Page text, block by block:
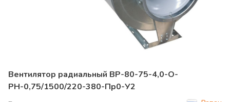
Вентилятор радиальный ВР-80-75-4,0-О-
РН-0,75/1500/220-380-Пр0-У2